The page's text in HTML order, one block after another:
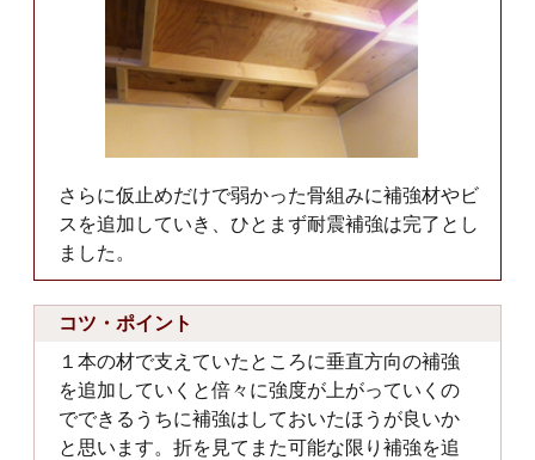
さらに仮止めだけで弱かった骨組みに補強材やビ
スを追加していき、ひとまず耐震補強は完了とし
ました。
コツ・ポイント
１本の材で支えていたところに垂直方向の補強
を追加していくと倍々に強度が上がっていくの
でできるうちに補強はしておいたほうが良いか
と思います。折を見てまた可能な限り補強を追